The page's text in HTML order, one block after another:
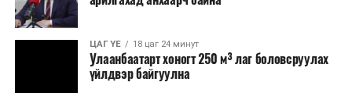
одоогийн байдлаар 63.3 га талбайд 453 мянган ширхэг
бургас, улиас, харгана, үхрийн нүд тарьжээ.
Түүнчлэн 2027 он хүртэл хэрэгжүүлэх “Цагаан тоосны
ЦАГ ҮЕ 18 цаг 24 минут
Улаанбаатарт хоногт 250 м³ лаг боловсруулах
үйлдвэр байгуулна